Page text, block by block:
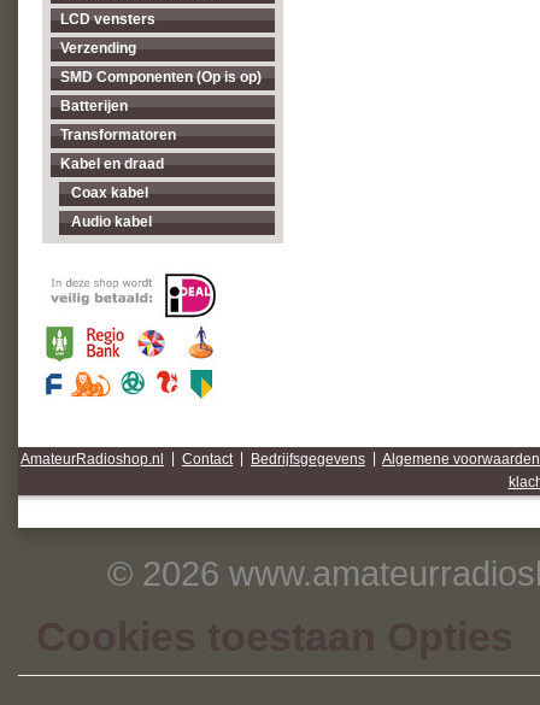
LCD vensters
Verzending
SMD Componenten (Op is op)
Batterijen
Transformatoren
Kabel en draad
Coax kabel
Audio kabel
AmateurRadioshop.nl Contact Bedrijfsgegevens
Algemene voorwaarden
© 2026
Cookies toestaan Opties